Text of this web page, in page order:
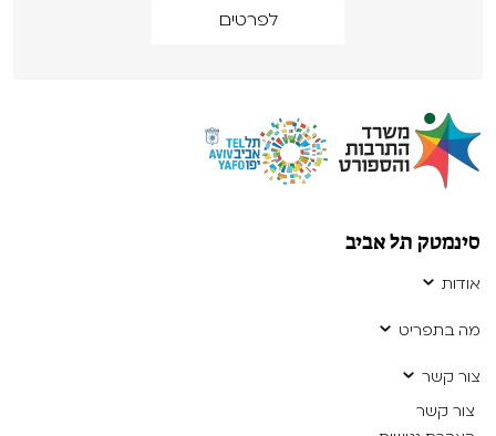
לפרטים
סינמטק תל אביב
אודות
מה בתפריט
צור קשר
צור קשר